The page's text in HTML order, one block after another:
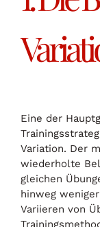
Eine der
Variation. Der
wiederholte
gleichen
hinweg
Variieren von